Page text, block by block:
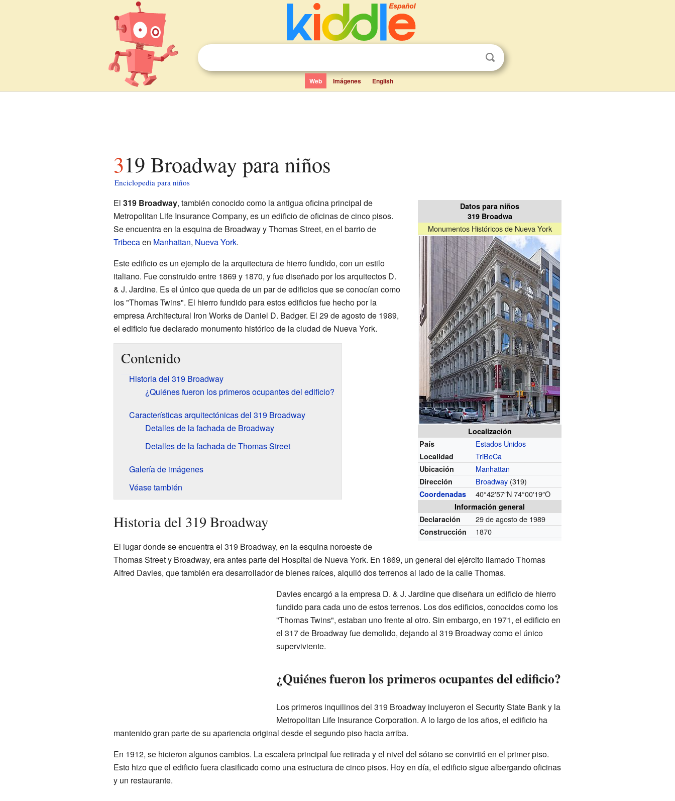
Web Imágenes English
319 Broadway para niños
Enciclopedia para niños
Datos para niños
319 Broadwa
Monumentos Históricos de Nueva York
Localización
País
Estados Unidos
Localidad TriBeCa
Ubicación Manhattan
Dirección Broadway (319)
Coordenadas 40°42′57″N 74°00′19″O
Información general
Declaración
29 de agosto de 1989
Construcción 1870
El 319 Broadway, también conocido como la antigua oficina principal de
Metropolitan Life Insurance Company, es un edificio de oficinas de cinco pisos.
Se encuentra en la esquina de Broadway y Thomas Street, en el barrio de
Tribecaen Manhattan, Nueva York.
Este edificio es un ejemplo de la arquitectura de hierro fundido, con un estilo
italiano. Fue construido entre 1869 y 1870, y fue diseñado por los arquitectos D.
& J. Jardine. Es el único que queda de un par de edificios que se conocían como
los "Thomas Twins". El hierro fundido para estos edificios fue hecho por la
empresa Architectural Iron Works de Daniel D. Badger. El 29 de agosto de 1989,
el edificio fue declarado monumento histórico de la ciudad de Nueva York.
Contenido
Historia del 319 Broadway
¿Quiénes fueron los primeros ocupantes del edificio?
Características arquitectónicas del 319 Broadway
Detalles de la fachada de Broadway
Detalles de la fachada de Thomas Street
Galería de imágenes
Véase también
Historia del 319 Broadway
El lugar donde se encuentra el 319 Broadway, en la esquina noroeste de
Thomas Street y Broadway, era antes parte del Hospital de Nueva York. En 1869, un general del ejército llamado Thomas
Alfred Davies, que también era desarrollador de bienes raíces, alquiló dos terrenos al lado de la calle Thomas.
Davies encargó a la empresa D. & J. Jardine que diseñara un edificio de hierro
fundido para cada uno de estos terrenos. Los dos edificios, conocidos como los
"Thomas Twins", estaban uno frente al otro. Sin embargo, en 1971, el edificio en
el 317 de Broadway fue demolido, dejando al 319 Broadway como el único
superviviente.
¿Quiénes fueron los primeros ocupantes del edificio?
Los primeros inquilinos del 319 Broadway incluyeron el Security State Bank y la
Metropolitan Life Insurance Corporation. A lo largo de los años, el edificio ha
mantenido gran parte de su apariencia original desde el segundo piso hacia arriba.
En 1912, se hicieron algunos cambios. La escalera principal fue retirada y el nivel del sótano se convirtió en el primer piso.
Esto hizo que el edificio fuera clasificado como una estructura de cinco pisos. Hoy en día, el edificio sigue albergando oficinas
y un restaurante.